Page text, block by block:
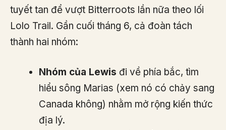
tuyết tan để vượt Bitterroots lần nữa theo lối
Lolo Trail. Gần cuối tháng 6, cả đoàn tách
thành hai nhóm:
Nhóm của Lewis đi về phía bắc, tìm
hiểu sông Marias (xem nó có chảy sang
Canada không) nhằm mở rộng kiến thức
địa lý.